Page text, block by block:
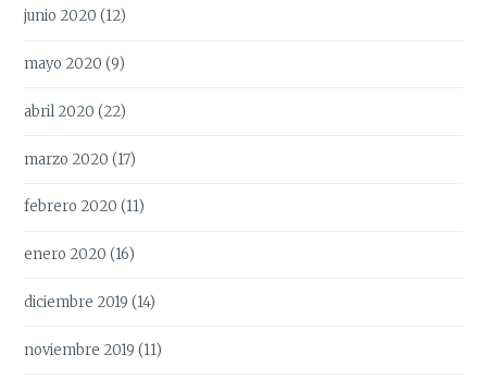
junio 2020 (12)
mayo 2020 (9)
abril 2020 (22)
marzo 2020 (17)
febrero 2020 (11)
enero 2020 (16)
diciembre 2019 (14)
noviembre 2019 (11)